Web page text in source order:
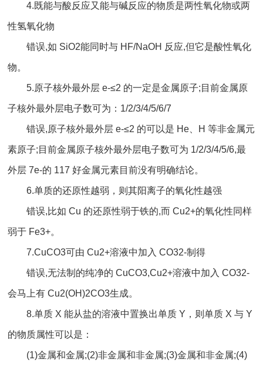
4.既能与酸反应又能与碱反应的物质是两性氧化物或两
性氢氧化物
错误,如 SiO2能同时与 HF/NaOH 反应,但它是酸性氧化
物。
5.原子核外最外层 e-≤2 的一定是金属原子;目前金属原
子核外最外层电子数可为：1/2/3/4/5/6/7
错误,原子核外最外层 e-≤2 的可以是 He、H 等非金属元
素原子;目前金属原子核外最外层电子数可为 1/2/3/4/5/6,最
外层 7e-的 117 好金属元素目前没有明确结论。
6.单质的还原性越弱，则其阳离子的氧化性越强
错误,比如 Cu 的还原性弱于铁的,而 Cu2+的氧化性同样
弱于 Fe3+。
7.CuCO3可由 Cu2+溶液中加入 CO32-制得
错误,无法制的纯净的 CuCO3,Cu2+溶液中加入 CO32-
会马上有 Cu2(OH)2CO3生成。
8.单质 X 能从盐的溶液中置换出单质 Y，则单质 X 与 Y
的物质属性可以是：
(1)金属和金属;(2)非金属和非金属;(3)金属和非金属;(4)